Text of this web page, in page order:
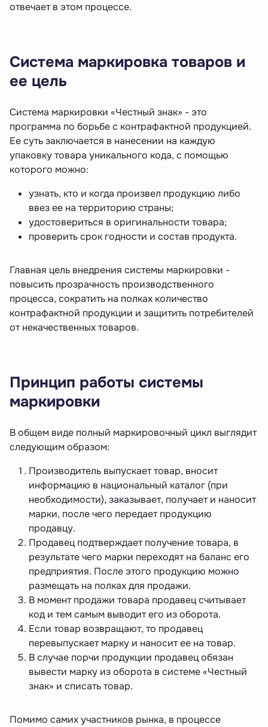
отвечает в этом процессе.
Система маркировка товаров и
ее цель
Система маркировки «Честный знак» - это
программа по борьбе с контрафактной продукцией.
Ее суть заключается в нанесении на каждую
упаковку товара уникального кода, с помощью
которого можно:
узнать, кто и когда произвел продукцию либо
ввез ее на территорию страны;
удостовериться в оригинальности товара;
проверить срок годности и состав продукта.
Главная цель внедрения системы маркировки -
повысить прозрачность производственного
процесса, сократить на полках количество
контрафактной продукции и защитить потребителей
от некачественных товаров.
Принцип работы системы
маркировки
В общем виде полный маркировочный цикл выглядит
следующим образом:
Производитель выпускает товар, вносит
информацию в национальный каталог (при
необходимости), заказывает, получает и наносит
марки, после чего передает продукцию
продавцу.
Продавец подтверждает получение товара, в
результате чего марки переходят на баланс его
предприятия. После этого продукцию можно
размещать на полках для продажи.
В момент продажи товара продавец считывает
код и тем самым выводит его из оборота.
Если товар возвращают, то продавец
перевыпускает марку и наносит ее на товар.
В случае порчи продукции продавец обязан
вывести марку из оборота в системе «Честный
знак» и списать товар.
Помимо самих участников рынка, в процессе